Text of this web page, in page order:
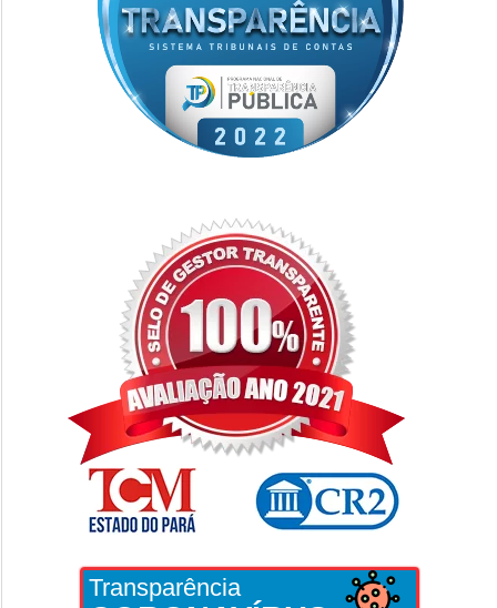
Transparência